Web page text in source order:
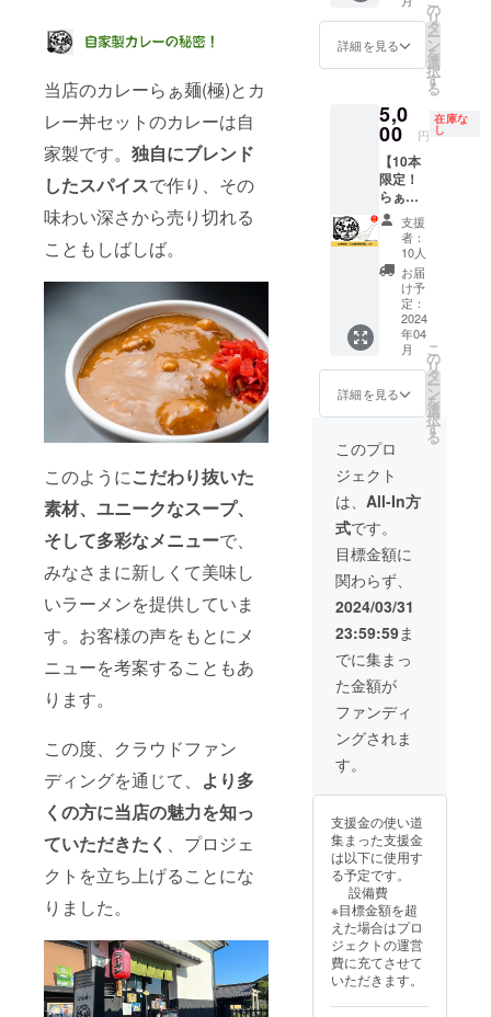
当店のカレーらぁ麺(極)とカ
レー丼セットのカレーは自
家製です。 独自にブレンド
したスパイスで作り、その
味わい深さから売り切れる
こともしばしば。
このようにこだわり抜いた
素材、ユニークなスープ、
そして多彩なメニューで、
みなさまに新しくて美味し
いラーメンを提供していま
す。お客様の声をもとにメ
ニューを考案することもあ
ります。
この度、クラウドファン
ディングを通じて、 より多
くの方に当店の魅力を知っ
ていただきたく 、プロジェ
クトを立ち上げることにな
りました。
い。
4月～
2024年
9月30日
から1年
間 ※こ
ちらの
リター
ンはご
来店時
にお渡
しとな
りま
す。郵
送はで
きませ
んので
ご了承
くださ
い。
シャツ
にあな
たの会
社名、
ロゴな
載して
営業時
間中に
宣伝さ
せてい
ただき
ます！
サイ
ズ：横
10cm×
縦5cm
色：黒
地に白
色一色
掲載期
間：
2024年
3月31日
※ネット
ワーク
販売や
企業イ
メージ
が相違
する場
合等、
掲載を
お断り
させて
いただ
く場合
があり
ます。
お断り
させて
合にお
いても
返金は
いたし
かねま
す。 ※
プロ
ジェク
ト終了
後メー
ルにて
デザイ
ンのや
詳細を見る
の
リ
タ
ー
ン
を
選
択
す
る
5,0
00 円
在庫な
し
【10本
限定！
らぁ麺
壱喰特
製レン
ゲ】 こ
のレン
ゲを
持って
ご来店
いただ
くと
チャー
シュー
、玉
子、メ
ンマ、
海苔の
中から2
品、も
しくは
19日限
定ワン
タン
トッピ
ングを
無料で
ご提供
しま
す。
らぁ麺
壱喰の
常連
様、ま
常連に
くださ
る方向
けのリ
ターン
です。
利用可
能期間
内なら
何度で
もご利
用でき
支援
者：
10人
お届
け予
定：
2024
年04
月
詳細を見る
こ
の
リ
タ
ー
ン
を
選
択
す
る
このプロ
ジェクト
は、 All-In方
式です。
目標金額に
関わらず、
2024/03/31
23:59:59ま
でに集まっ
た金額が
ファンディ
ングされま
す。
支援金の使い道
集まった支援金
は以下に使用す
る予定です。
設備費
※目標金額を超
えた場合はプロ
ジェクトの運営
費に充てさせて
いただきます。